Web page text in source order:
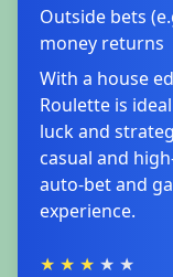
Outside bets
money returns
With a house
Roulette is
luck and
casual and
auto-bet and
experience.
★ ★ ★ ★ ★